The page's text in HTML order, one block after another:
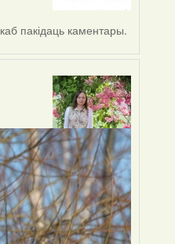
каб пакідаць каментары.